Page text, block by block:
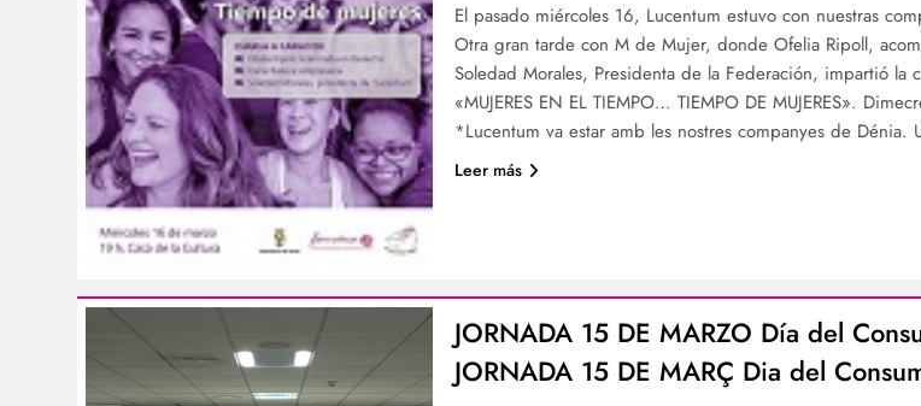
El pasado miércoles 16, Lucentum estuvo con nuestras
Otra gran tarde con M de Mujer, donde Ofelia Ripoll,
Soledad Morales, Presidenta de la Federación, impartió la
«MUJERES EN EL TIEMPO… TIEMPO DE MUJERES».
*Lucentum va estar amb les nostres companyes de Dénia.
Leer más
JORNADA 15 DE MARZO Día del
JORNADA 15 DE MARÇ Dia del